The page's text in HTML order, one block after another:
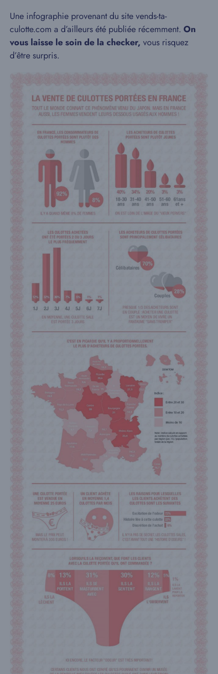
Une infographie provenant du site vends-ta-
culotte.com a d’ailleurs été publiée récemment. On
vous laisse le soin de la checker, vous risquez
d’être surpris.